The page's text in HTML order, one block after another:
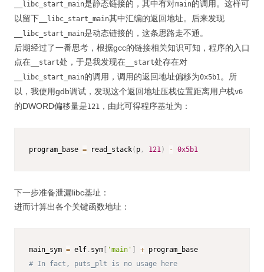
__libc_start_main是静态链接的，其中有对main的调用。这样可
以留下 __libc_start_main其中汇编的返回地址。后来发现
__libc_start_main是动态链接的，这条思路走不通。
后期经过了一番思考，根据gcc的链接相关知识可知，程序的入口
点在 __start处，于是我发现在 __start处存在对
__libc_start_main的调用，调用的返回地址偏移为0x5b1。所
以，我使用gdb调试，发现这个返回地址压栈位置距离用户栈v6
的DWORD偏移量是121 ，由此可得程序基址为：
program_base = read_stack( p , 121) - 0x5b1
下一步准备泄漏libc基址：
进而计算出各个关键函数地址：
main_sym = elf . sym 'main' +
# In fact, puts_plt is no usage here